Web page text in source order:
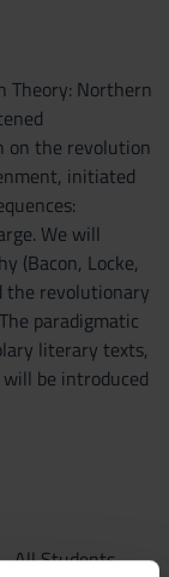
Theory: Northern
on the revolution
initiated
We will
(Bacon, Locke,
the revolutionary
paradigmatic
literary texts,
be introduced
All Students